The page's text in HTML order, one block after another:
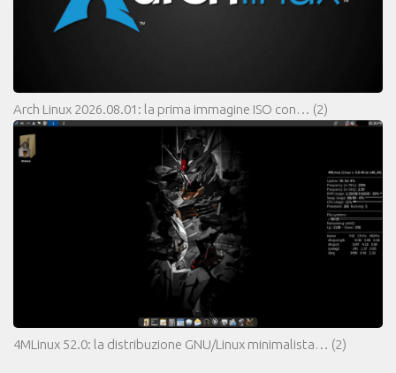
Arch Linux 2026.08.01: la prima immagine ISO con… (2)
4MLinux 52.0: la distribuzione GNU/Linux minimalista… (2)